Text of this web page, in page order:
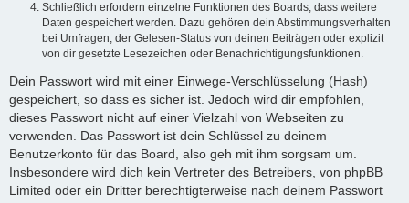
Schließlich erfordern einzelne Funktionen des Boards, dass weitere
Daten gespeichert werden. Dazu gehören dein Abstimmungsverhalten
bei Umfragen, der Gelesen-Status von deinen Beiträgen oder explizit
von dir gesetzte Lesezeichen oder Benachrichtigungsfunktionen.
Dein Passwort wird mit einer Einwege-Verschlüsselung (Hash)
gespeichert, so dass es sicher ist. Jedoch wird dir empfohlen,
dieses Passwort nicht auf einer Vielzahl von Webseiten zu
verwenden. Das Passwort ist dein Schlüssel zu deinem
Benutzerkonto für das Board, also geh mit ihm sorgsam um.
Insbesondere wird dich kein Vertreter des Betreibers, von phpBB
Limited oder ein Dritter berechtigterweise nach deinem Passwort